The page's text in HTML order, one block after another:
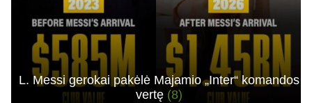
L. Messi gerokai pakėlė Majamio „Inter“ komandos
vertę (8)